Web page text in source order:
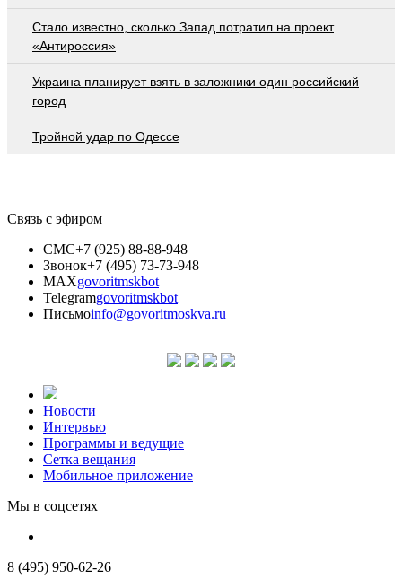
Стало известно, сколько Запад потратил на проект
«Антироссия»
Украина планирует взять в заложники один российский
город
Тройной удар по Одессe
Связь с эфиром
СМС+7 (925) 88-88-948
Звонок+7 (495) 73-73-948
MAXgovoritmskbot
Telegramgovoritmskbot
Письмоinfo@govoritmoskva.ru
Новости
Интервью
Программы и ведущие
Сетка вещания
Мобильное приложение
Мы в соцсетях
8 (495) 950-62-26